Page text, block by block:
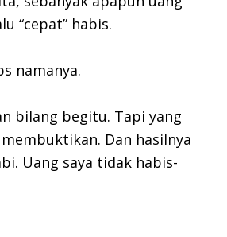
“cepat” habis.
namanya.
bilang begitu. Tapi yang
Dan hasilnya
Uang saya tidak habis-